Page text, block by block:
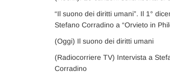
“Il suono dei diritti umani”. Il 1°
Stefano Corradino a “Orvieto in
(Oggi) Il suono dei diritti umani
(Radiocorriere TV) Intervista a
Corradino